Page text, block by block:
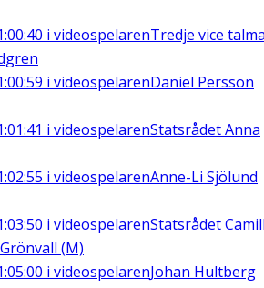
i videospelarenTredje vice
i videospelarenDaniel Persson
i videospelarenStatsrådet Anna
i videospelarenAnne-Li Sjölund
i videospelarenStatsrådet
(M)
i videospelarenJohan Hultberg